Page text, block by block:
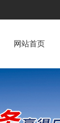
网站首页